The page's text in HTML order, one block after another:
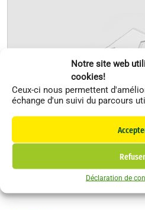
Notre site web
cookies!
Ceux-ci nous permettent
échange d'un suivi du parcours
Refuser
Déclaration de
Tôle